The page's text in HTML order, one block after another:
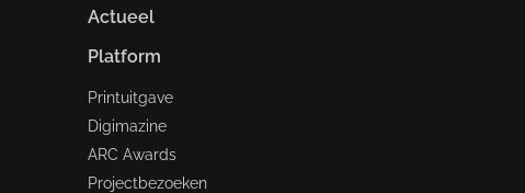
Actueel
Platform
Printuitgave
Digimazine
ARC Awards
Projectbezoeken